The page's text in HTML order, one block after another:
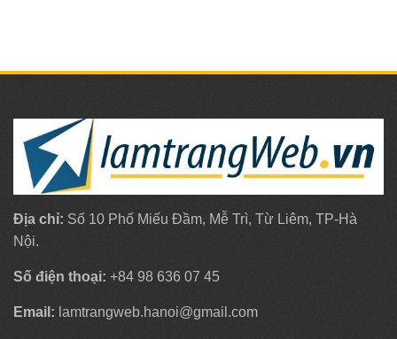
Địa chỉ: Số 10 Phố Miếu Đầm, Mễ Trì, Từ Liêm, TP-Hà
Nội.
Số điện thoại: +84 98 636 07 45
Email: lamtrangweb.hanoi@gmail.com